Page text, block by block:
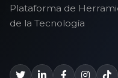
Plataforma de
de la Tecnología